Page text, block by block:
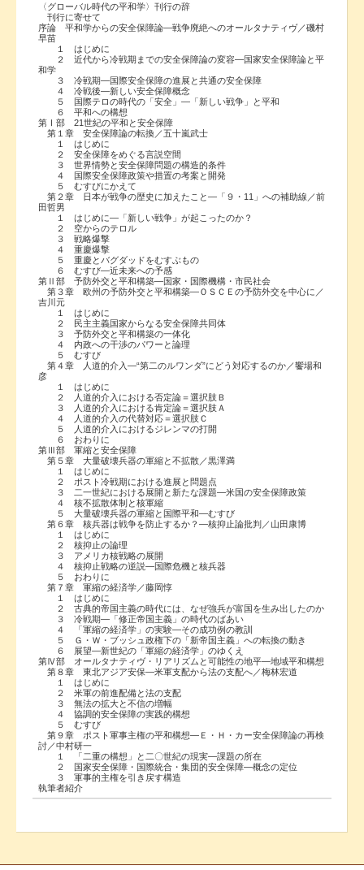
〈グローバル時代の平和学〉刊行の辞
刊行に寄せて
序論 平和学からの安全保障論―戦争廃絶へのオールタナティヴ／磯村
早苗
１ はじめに
２ 近代から冷戦期までの安全保障論の変容―国家安全保障論と平
和学
３ 冷戦期―国際安全保障の進展と共通の安全保障
４ 冷戦後―新しい安全保障概念
５ 国際テロの時代の「安全」―「新しい戦争」と平和
６ 平和への構想
第Ⅰ部 21世紀の平和と安全保障
第１章 安全保障論の転換／五十嵐武士
１ はじめに
２ 安全保障をめぐる言説空間
３ 世界情勢と安全保障問題の構造的条件
４ 国際安全保障政策や措置の考案と開発
５ むすびにかえて
第２章 日本が戦争の歴史に加えたこと―「９・11」への補助線／前
田哲男
１ はじめに―「新しい戦争」が起こったのか？
２ 空からのテロル
３ 戦略爆撃
４ 重慶爆撃
５ 重慶とバグダッドをむすぶもの
６ むすび―近未来への予感
第Ⅱ部 予防外交と平和構築―国家・国際機構・市民社会
第３章 欧州の予防外交と平和構築―ＯＳＣＥの予防外交を中心に／
吉川元
１ はじめに
２ 民主主義国家からなる安全保障共同体
３ 予防外交と平和構築の一体化
４ 内政への干渉のパワーと論理
５ むすび
第４章 人道的介入―“第二のルワンダ”にどう対応するのか／饗場和
彦
１ はじめに
２ 人道的介入における否定論＝選択肢Ｂ
３ 人道的介入における肯定論＝選択肢Ａ
４ 人道的介入の代替対応＝選択肢Ｃ
５ 人道的介入におけるジレンマの打開
６ おわりに
第Ⅲ部 軍縮と安全保障
第５章 大量破壊兵器の軍縮と不拡散／黒澤満
１ はじめに
２ ポスト冷戦期における進展と問題点
３ 二一世紀における展開と新たな課題―米国の安全保障政策
４ 核不拡散体制と核軍縮
５ 大量破壊兵器の軍縮と国際平和―むすび
第６章 核兵器は戦争を防止するか？―核抑止論批判／山田康博
１ はじめに
２ 核抑止の論理
３ アメリカ核戦略の展開
４ 核抑止戦略の逆説―国際危機と核兵器
５ おわりに
第７章 軍縮の経済学／藤岡惇
１ はじめに
２ 古典的帝国主義の時代には、なぜ強兵が富国を生み出したのか
３ 冷戦期―「修正帝国主義」の時代のばあい
４ 「軍縮の経済学」の実験―その成功例の教訓
５ Ｇ・Ｗ・ブッシュ政権下の「新帝国主義」への転換の動き
６ 展望―新世紀の「軍縮の経済学」のゆくえ
第Ⅳ部 オールタナティヴ・リアリズムと可能性の地平―地域平和構想
第８章 東北アジア安保―米軍支配から法の支配へ／梅林宏道
１ はじめに
２ 米軍の前進配備と法の支配
３ 無法の拡大と不信の増幅
４ 協調的安全保障の実践的構想
５ むすび
第９章 ポスト軍事主権の平和構想―Ｅ・Ｈ・カー安全保障論の再検
討／中村研一
１ 「二重の構想」と二〇世紀の現実―課題の所在
２ 国家安全保障・国際統合・集団的安全保障―概念の定位
３ 軍事的主権を引き戻す構造
執筆者紹介